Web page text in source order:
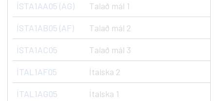
ÍSTA1AA05 (AG) Talað mál 1
ÍSTA1AB05 (AF) Talað mál 2
ÍSTA1AC05 Talað mál 3
ÍTAL1AF05 Ítalska 2
ÍTAL1AG05 Ítalska 1